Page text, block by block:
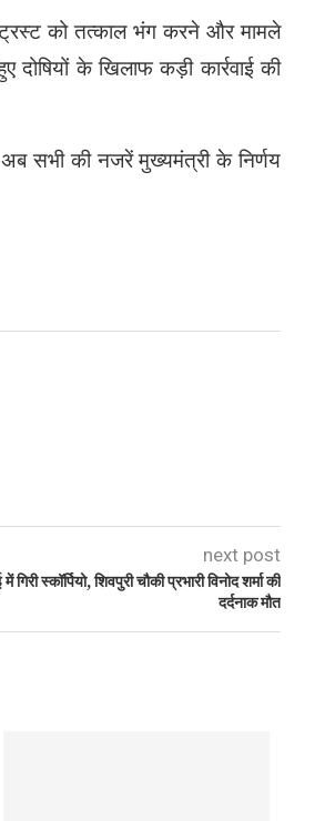
को तत्काल भंग करने और मामले
दोषियों के खिलाफ कड़ी कार्रवाई की
सभी की नजरें मुख्यमंत्री के निर्णय
next post
स्कॉर्पियो, शिवपुरी चौकी प्रभारी विनोद शर्मा की
दर्दनाक मौत